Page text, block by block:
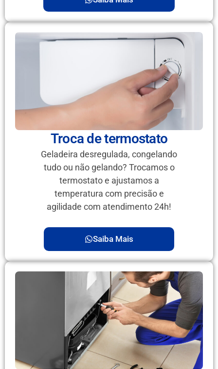
Troca de termostato
Geladeira desregulada, congelando
tudo ou não gelando? Trocamos o
termostato e ajustamos a
temperatura com precisão e
agilidade com atendimento 24h!
Saiba Mais